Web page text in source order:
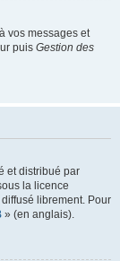
vos messages et
puis Gestion des
et distribué par
la licence
librement. Pour
» (en anglais).